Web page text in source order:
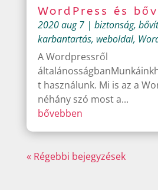
WordPress és
2020 aug 7| biztonság,
karbantartás, weboldal,
A Wordpressről
t használunk. Mi is az a
néhány szó most a...
bővebben
« Régebbi bejegyzések